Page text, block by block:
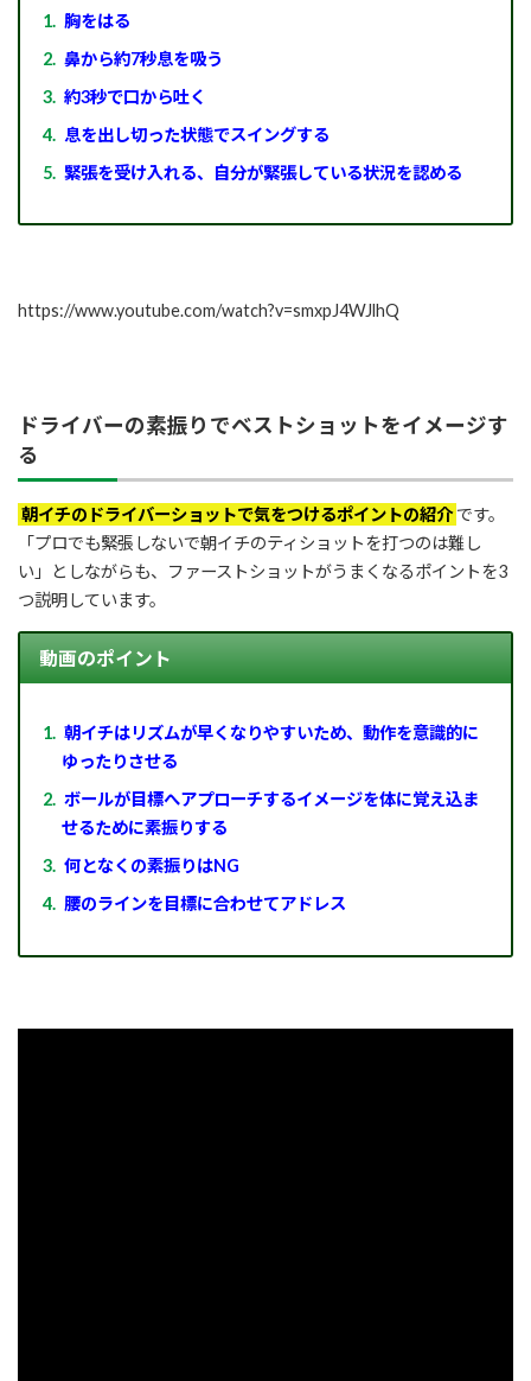
胸をはる
鼻から約7秒息を吸う
約3秒で口から吐く
息を出し切った状態でスイングする
緊張を受け入れる、自分が緊張している状況を認める
https://www.youtube.com/watch?v=smxpJ4WJlhQ
ドライバーの素振りでベストショットをイメージす
る
朝イチのドライバーショットで気をつけるポイントの紹介です。
「プロでも緊張しないで朝イチのティショットを打つのは難し
い」としながらも、ファーストショットがうまくなるポイントを3
つ説明しています。
動画のポイント
朝イチはリズムが早くなりやすいため、動作を意識的に
ゆったりさせる
ボールが目標へアプローチするイメージを体に覚え込ま
せるために素振りする
何となくの素振りはNG
腰のラインを目標に合わせてアドレス